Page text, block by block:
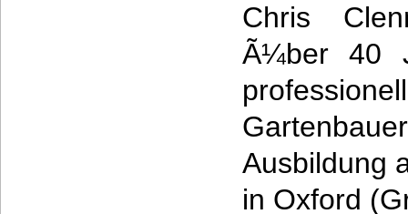
Chris
Ã¼ber 40
Ausbildung
in Oxford